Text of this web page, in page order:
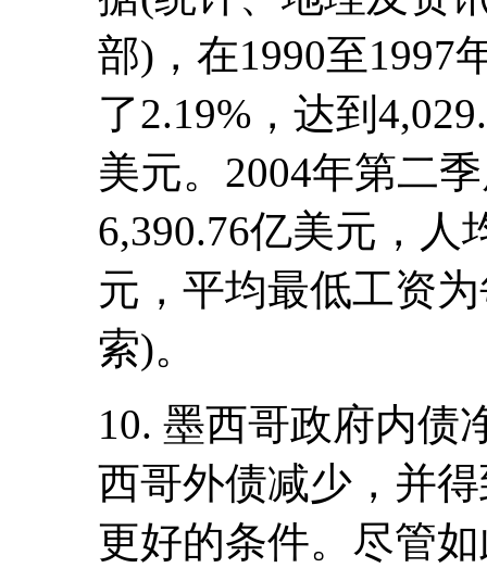
部)，在1990至1997
了2.19%，达到
美元。2004年第二
6,390.76亿美元，人
元，平均最低工资
索)。
10. 墨西哥政府内债
西哥外债减少，并
更好的条件。尽管